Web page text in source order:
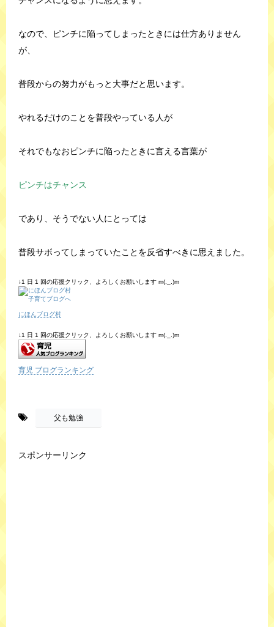
なので、ピンチに陥ってしまったときには仕方ありません
が、
普段からの努力がもっと大事だと思います。
やれるだけのことを普段やっている人が
それでもなおピンチに陥ったときに言える言葉が
ピンチはチャンス
であり、そうでない人にとっては
普段サボってしまっていたことを反省すべきに思えました。
↓1 日 1 回の応援クリック、よろしくお願いします m(._.)m
にほんブログ村
↓1 日 1 回の応援クリック、よろしくお願いします m(._.)m
育児 ブログランキング
父も勉強
スポンサーリンク